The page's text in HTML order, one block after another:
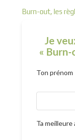
Burn-out, les
Je
«
Ton prénom
Ta meilleure